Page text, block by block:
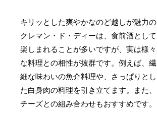
キリッとした爽やかなのど越しが魅力の
クレマン・ド・ディーは、食前酒として
楽しまれることが多いですが、実は様々
な料理との相性が抜群です。例えば、繊
細な味わいの魚介料理や、さっぱりとし
た白身肉の料理を引き立てます。また、
チーズとの組み合わせもおすすめです。